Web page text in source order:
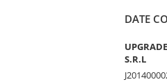
DATE
S.R.L